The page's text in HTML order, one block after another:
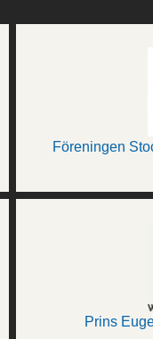
Föreningen
Prins